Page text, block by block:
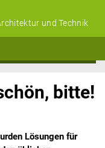
und Technik
bitte!
Lösungen für